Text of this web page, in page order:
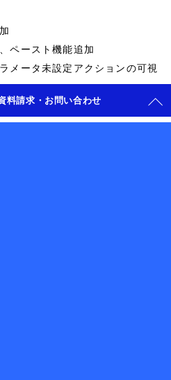
ペースト機能追加
メータ未設定アクションの可視
料請求・お問い合わせ